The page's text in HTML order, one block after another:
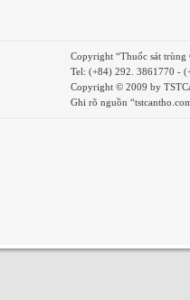
Copyright “Thuốc sát
Tel: (+84) 292. 3861770 -
Copyright © 2009 by
Ghi rõ nguồn